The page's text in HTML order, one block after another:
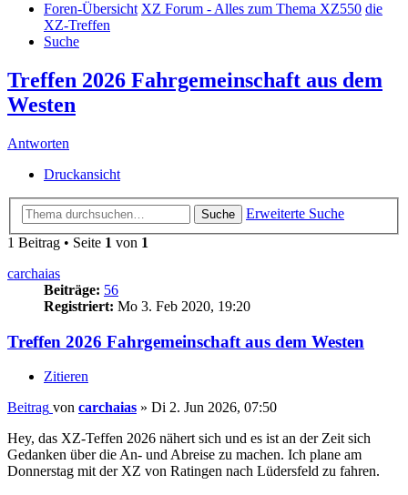
Foren-Übersicht XZ Forum - Alles zum Thema XZ550 die
XZ-Treffen
Suche
Treffen 2026 Fahrgemeinschaft aus dem
Westen
Antworten
Druckansicht
Suche
Erweiterte Suche
1 Beitrag • Seite 1 von 1
carchaias
Beiträge: 56
Registriert: Mo 3. Feb 2020, 19:20
Treffen 2026 Fahrgemeinschaft aus dem Westen
Zitieren
Beitrag von carchaias » Di 2. Jun 2026, 07:50
Hey, das XZ-Teffen 2026 nähert sich und es ist an der Zeit sich
Gedanken über die An- und Abreise zu machen. Ich plane am
Donnerstag mit der XZ von Ratingen nach Lüdersfeld zu fahren.